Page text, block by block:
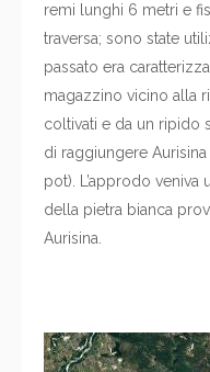
remi lunghi 6 metri e
traversa; sono state
passato era
magazzino vicino alla
coltivati e da un ripido
di raggiungere
pot). L’approdo veniva
della pietra bianca
Aurisina.